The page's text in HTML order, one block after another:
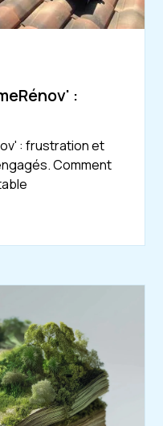
:
: frustration et
Comment